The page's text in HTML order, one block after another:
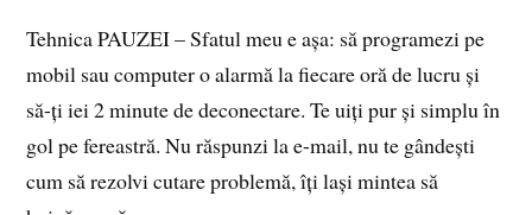
Tehnica PAUZEI – Sfatul meu e așa: să programezi pe
mobil sau computer o alarmă la fiecare oră de lucru și
să-ți iei 2 minute de deconectare. Te uiți pur și simplu în
gol pe fereastră. Nu răspunzi la e-mail, nu te gândești
cum să rezolvi cutare problemă, îți lași mintea să